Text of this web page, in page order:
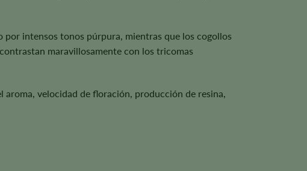
por intensos tonos púrpura, mientras que los cogollos
maravillosamente con los tricomas
velocidad de floración, producción de resina,